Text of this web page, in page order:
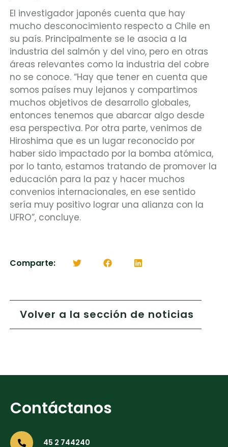
El investigador japonés cuenta que hay
mucho desconocimiento respecto a Chile en
su país. Principalmente se le asocia a la
industria del salmón y del vino, pero en otras
áreas relevantes como la industria del cobre
no se conoce. “Hay que tener en cuenta que
somos países muy lejanos y compartimos
muchos objetivos de desarrollo globales,
entonces tenemos que abarcar algo desde
esa perspectiva. Por otra parte, venimos de
Hiroshima que es un lugar reconocido por
haber sido impactado por la bomba atómica,
por lo tanto, estamos tratando de promover la
educación para la paz y hacer muchos
convenios internacionales, en ese sentido
sería muy positivo lograr una alianza con la
UFRO”, concluye.
Comparte:
Volver a la sección de noticias
Contáctanos
45 2 744240